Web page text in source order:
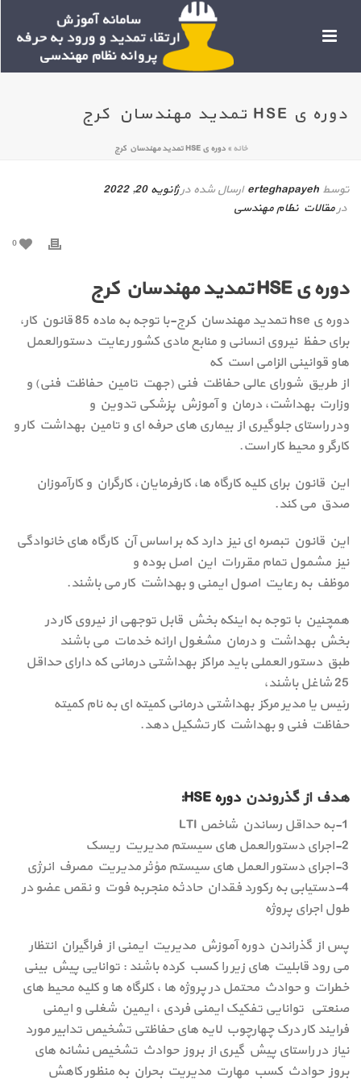
دوره ی HSE تمدید مهندسان کرج
خانه »دوره ی HSE تمدید مهندسان کرج
توسط erteghapayehارسال شده درژانویه 20, 2022
درمقالات نظام مهندسی
0
دوره ی HSE تمدید مهندسان کرج
دوره ی hse تمدید مهندسان کرج-با توجه به ماده 85 قانون کار،
برای حفظ نیروی انسانی و منابع مادی کشور رعایت دستورالعمل
هاو قوانینی الزامی است که
از طریق شورای عالی حفاظت فنی (جهت تامین حفاظت فنی) و
وزارت بهداشت، درمان و آموزش پزشکی تدوین و
ودر راستای جلوگیری از بیماری های حرفه ای و تامین بهداشت کار و
کارگر و محیط کار است.
این قانون برای کلیه کارگاه ها، کارفرمایان، کارگران و کارآموزان
صدق می کند.
این قانون تبصره ای نیز دارد که بر اساس آن کارگاه های خانوادگی
نیز مشمول تمام مقررات این اصل بوده و
موظف به رعایت اصول ایمنی و بهداشت کار می باشند.
همچنین با توجه به اینکه بخش قابل توجهی از نیروی کار در
بخش بهداشت و درمان مشغول ارائه خدمات می باشند
طبق دستور العملی باید مراکز بهداشتی درمانی که دارای حداقل
25 شاغل باشند،
رئیس یا مدیر مرکز بهداشتی درمانی کمیته ای به نام کمیته
حفاظت فنی و بهداشت کار تشکیل دهد.
هدف از گذروندن دوره HSE :
1-به حداقل رساندن شاخص LTI
2-اجرای دستورالعمل های سیستم مدیریت ریسک
3-اجرای دستور العمل های سیستم مؤثر مدیریت مصرف انرژی
4-دستیابی به رکورد فقدان حادثه منجربه فوت و نقص عضو در
طول اجرای پروژه
پس از گذراندن دوره آموزش مدیریت ایمنی از فراگیران انتظار
می رود قابلیت های زیر را کسب کرده باشند : توانایی پیش بینی
خطرات و حوادث محتمل در پروژه ها ، کلرگاه ها و کلیه محیط های
صنعتی توانایی تفکیک ایمنی فردی ، ایمین شغلی و ایمنی
فرایند کار درک چهارچوب لایه های حفاظتی تشخیص تدابیر مورد
نیاز در راستای پیش گیری از بروز حوادث تشخیص نشانه های
بروز حوادث کسب مهارت مدیریت بحران به منظور کاهش